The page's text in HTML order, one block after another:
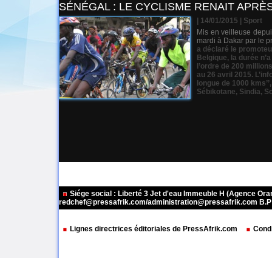
SÉNÉGAL : LE CYCLISME RENAIT
| 14/01/2015
Sport
Mis en veilleuse
mardi à Dakar par le
a déclaré le
Belgique, la durée
l’ordre de 200
au 26 avril 2015.
longue de 1000 kms’’,
Sébikotane, Sindia,
Siége social : Liberté 3 Jet d'eau Immeuble H (Agence
redchef@pressafrik.com/administration@pressafrik.com
Lignes directrices éditoriales de PressAfrik.com